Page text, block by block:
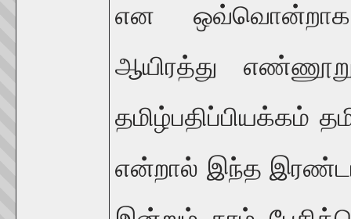
என ஒவ்வொன்றாக
ஆயிரத்து
தமிழ்பதிப்பியக்கம்
என்றால் இந்த